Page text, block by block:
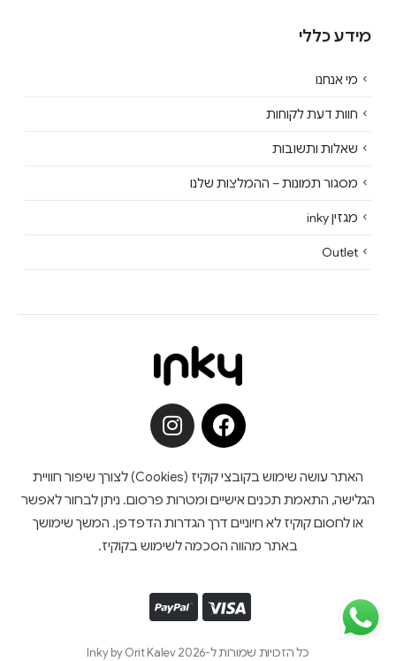
מידע כללי
מי אנחנו
חוות דעת לקוחות
שאלות ותשובות
מסגור תמונות – ההמלצות שלנו
מגזין inky
Outlet
האתר עושה שימוש בקובצי קוקיז (Cookies) לצורך שיפור חוויית
הגלישה, התאמת תכנים אישיים ומטרות פרסום. ניתן לבחור לאפשר
או לחסום קוקיז לא חיוניים דרך הגדרות הדפדפן. המשך שימושך
באתר מהווה הסכמה לשימוש בקוקיז.
כל הזכויות שמורות ל-Inky by Orit Kalev 2026